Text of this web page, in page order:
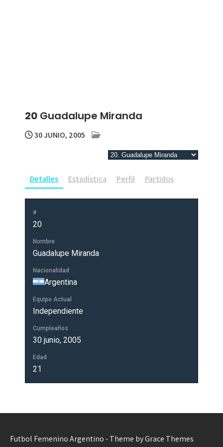
20 Guadalupe Miranda
30 JUNIO, 2005
Detalles Estadística Perfil Partidos
#
20
Nombre
Guadalupe Miranda
Nacionalidad
Argentina
Equipo Actual
Independiente
Cumpleaños
30 junio, 2005
Edad
21
Futbol Femenino Argentino - Theme by Grace Themes